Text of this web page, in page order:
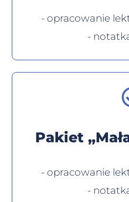
- opracowanie
-
Pakiet
- opracowanie
-